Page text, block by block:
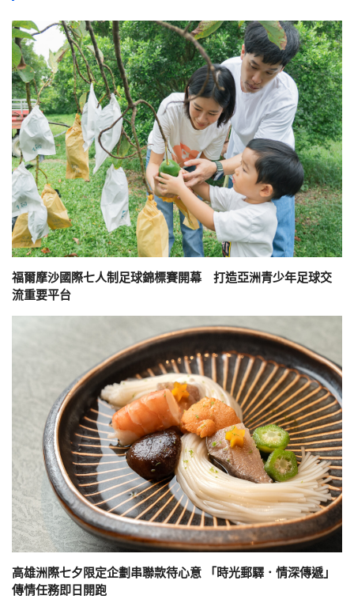
福爾摩沙國際七人制足球錦標賽開幕 打造亞洲青少年足球交
流重要平台
高雄洲際七夕限定企劃串聯款待心意 「時光郵驛．情深傳遞」
傳情任務即日開跑